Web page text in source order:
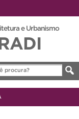
e Urbanismo